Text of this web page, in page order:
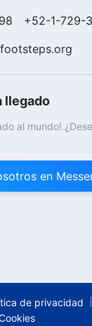
+52-1-729-
llegado
al mundo!
en
de privacidad